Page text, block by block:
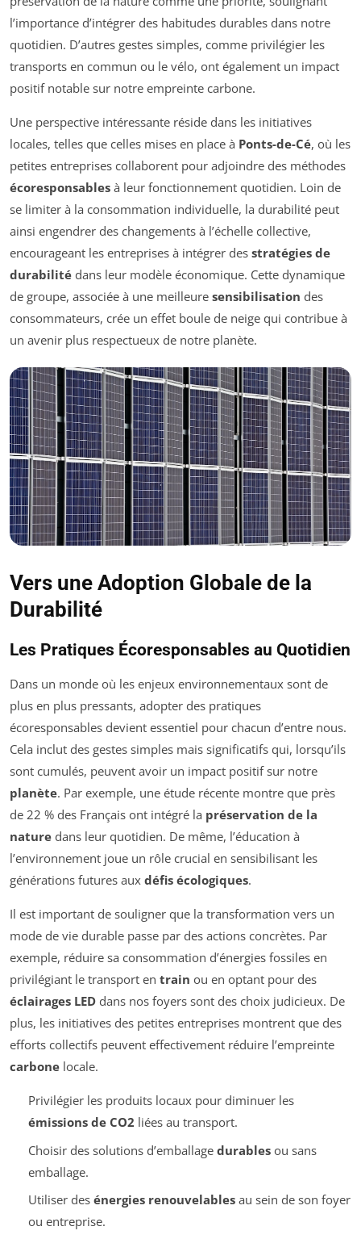
l’importance d’intégrer des habitudes durables dans notre
quotidien. D’autres gestes simples, comme privilégier les
transports en commun ou le vélo, ont également un impact
positif notable sur notre empreinte carbone.
Une perspective intéressante réside dans les initiatives
locales, telles que celles mises en place à Ponts-de-Cé, où les
petites entreprises collaborent pour adjoindre des méthodes
écoresponsables à leur fonctionnement quotidien. Loin de
se limiter à la consommation individuelle, la durabilité peut
ainsi engendrer des changements à l’échelle collective,
encourageant les entreprises à intégrer des stratégies de
durabilité dans leur modèle économique. Cette dynamique
de groupe, associée à une meilleure sensibilisation des
consommateurs, crée un effet boule de neige qui contribue à
un avenir plus respectueux de notre planète.
Vers une Adoption Globale de la
Durabilité
Les Pratiques Écoresponsables au Quotidien
Dans un monde où les enjeux environnementaux sont de
plus en plus pressants, adopter des pratiques
écoresponsables devient essentiel pour chacun d’entre nous.
Cela inclut des gestes simples mais significatifs qui, lorsqu’ils
sont cumulés, peuvent avoir un impact positif sur notre
planète. Par exemple, une étude récente montre que près
de 22 % des Français ont intégré la préservation de la
nature dans leur quotidien. De même, l’éducation à
l’environnement joue un rôle crucial en sensibilisant les
générations futures aux défis écologiques.
Il est important de souligner que la transformation vers un
mode de vie durable passe par des actions concrètes. Par
exemple, réduire sa consommation d’énergies fossiles en
privilégiant le transport en train ou en optant pour des
éclairages LED dans nos foyers sont des choix judicieux. De
plus, les initiatives des petites entreprises montrent que des
efforts collectifs peuvent effectivement réduire l’empreinte
carbone locale.
Privilégier les produits locaux pour diminuer les
émissions de CO2 liées au transport.
Choisir des solutions d’emballage durablesou sans
emballage.
Utiliser des énergies renouvelablesau sein de son foyer
ou entreprise.